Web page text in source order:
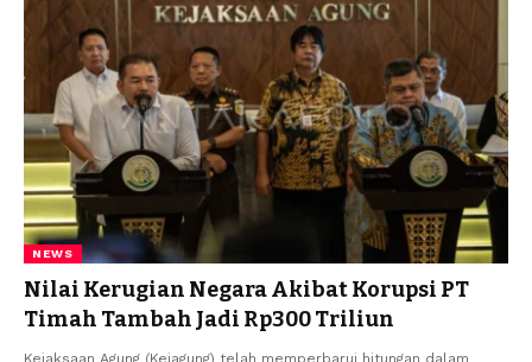
NEWS
Nilai Kerugian Negara Akibat Korupsi PT
Timah Tambah Jadi Rp300 Triliun
Kejaksaan Agung (Kejagung) telah memperbarui hitungan dalam